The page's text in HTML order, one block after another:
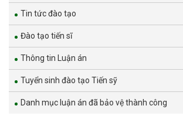
Tin tức đào tạo
Đào tạo tiến sĩ
Thông tin Luận án
Tuyển sinh đào tạo Tiến sỹ
Danh mục luận án đã bảo vệ thành công